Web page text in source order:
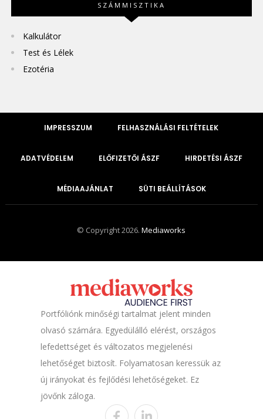
SZÁMMISZTIKA
Kalkulátor
Test és Lélek
Ezotéria
IMPRESSZUM FELHASZNÁLÁSI FELTÉTELEK
ADATVÉDELEM ELŐFIZETŐI ÁSZF HIRDETÉSI ÁSZF
MÉDIAAJÁNLAT SÜTI BEÁLLÍTÁSOK
© Copyright 2026.Mediaworks
Portfóliónk minőségi tartalmat jelent minden
olvasó számára. Egyedülálló elérést, országos
lefedettséget és változatos megjelenési
lehetőséget biztosít. Folyamatosan keressük az
új irányokat és fejlődési lehetőségeket. Ez
jövőnk záloga.